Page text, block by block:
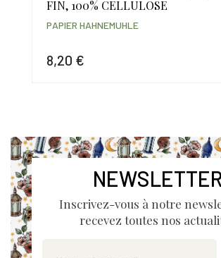
FIN, 100% CELLULOSE
8,20 €
PAPIER HAHNEMUHLE
NEWSLETTER
Inscrivez-vous à notre
recevez toutes nos